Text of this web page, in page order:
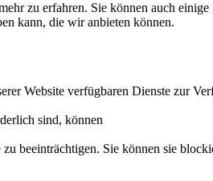
zu erfahren. Sie können auch
kann, die wir anbieten können.
Website verfügbaren Dienste zur
sind, können
beeinträchtigen. Sie können sie